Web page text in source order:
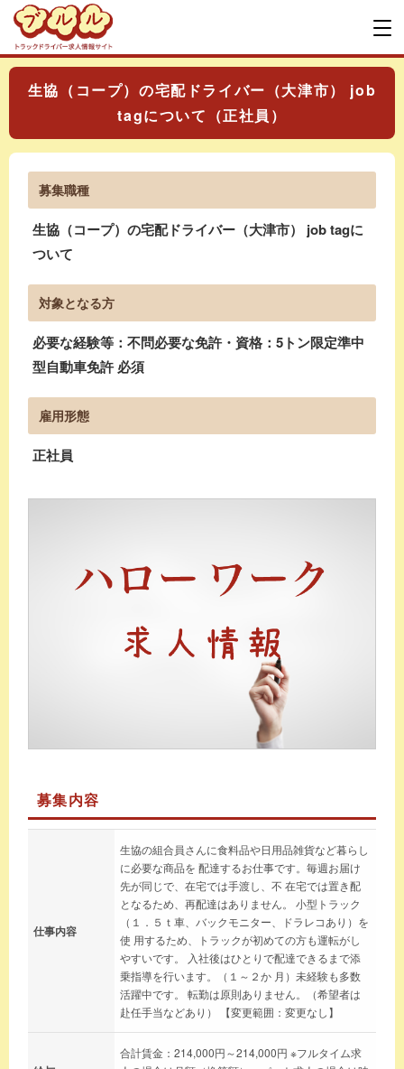
生協（コープ）の宅配ドライバー（大津市） job
tagについて（正社員）
募集職種
生協（コープ）の宅配ドライバー（大津市） job tagに
ついて
対象となる方
必要な経験等：不問必要な免許・資格：5トン限定準中
型自動車免許 必須
雇用形態
正社員
募集内容
仕事内容
生協の組合員さんに食料品や日用品雑貨など暮らし
に必要な商品を 配達するお仕事です。毎週お届け
先が同じで、在宅では手渡し、不 在宅では置き配
となるため、再配達はありません。 小型トラック
（１．５ｔ車、バックモニター、ドラレコあり）を
使 用するため、トラックが初めての方も運転がし
やすいです。 入社後はひとりで配達できるまで添
乗指導を行います。（１～２か 月）未経験も多数
活躍中です。 転勤は原則ありません。（希望者は
赴任手当などあり） 【変更範囲：変更なし】
合計賃金：214,000円～214,000円 ※フルタイム求